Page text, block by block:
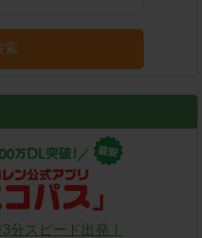
索
分スピード出発！